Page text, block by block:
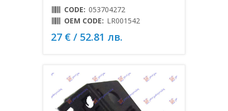
CODE: 053704272
OEM CODE: LR001542
27 € / 52.81 лв.